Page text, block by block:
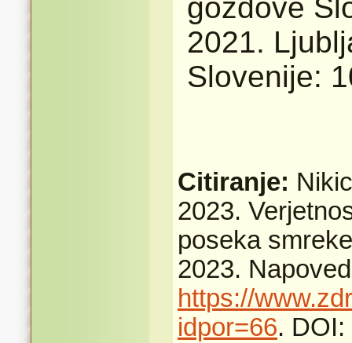
gozdove
2021.
Slovenije:
Citiranje:
2023.
poseka
2023.
https://
idpor=66. DOI: